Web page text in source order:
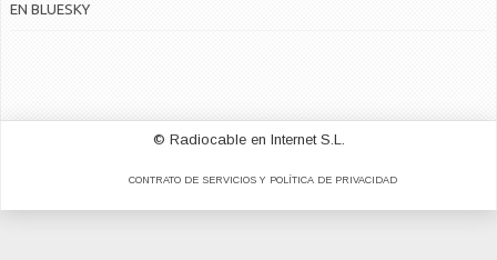
EN BLUESKY
© Radiocable en Internet S.L.
CONTRATO DE SERVICIOS Y POLÍTICA DE PRIVACIDAD